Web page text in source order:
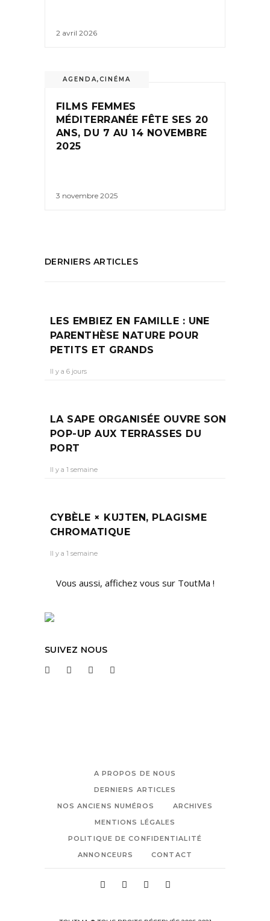
2 avril 2026
AGENDA,CINÉMA
FILMS FEMMES
MÉDITERRANÉE FÊTE SES 20
ANS, DU 7 AU 14 NOVEMBRE
2025
3 novembre 2025
DERNIERS ARTICLES
LES EMBIEZ EN FAMILLE : UNE
PARENTHÈSE NATURE POUR
PETITS ET GRANDS
Il y a 6 jours
LA SAPE ORGANISÉE OUVRE SON
POP-UP AUX TERRASSES DU
PORT
Il y a 1 semaine
CYBÈLE × KUJTEN, PLAGISME
CHROMATIQUE
Il y a 1 semaine
Vous aussi, affichez vous sur ToutMa !
SUIVEZ NOUS
A PROPOS DE NOUS
DERNIERS ARTICLES
NOS ANCIENS NUMÉROS
ARCHIVES
MENTIONS LÉGALES
POLITIQUE DE CONFIDENTIALITÉ
ANNONCEURS
CONTACT